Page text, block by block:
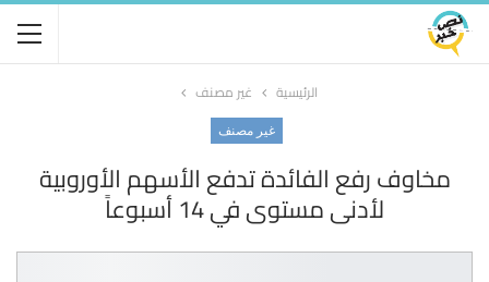
الرئيسية غير مصنف
غير مصنف
مخاوف رفع الفائدة تدفع الأسهم الأوروبية
لأدنى مستوى في 14 أسبوعاً